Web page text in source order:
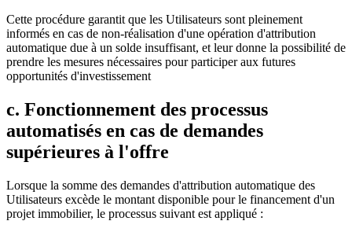
Cette procédure garantit que les Utilisateurs sont pleinement
informés en cas de non-réalisation d'une opération d'attribution
automatique due à un solde insuffisant, et leur donne la possibilité de
prendre les mesures nécessaires pour participer aux futures
opportunités d'investissement
c. Fonctionnement des processus
automatisés en cas de demandes
supérieures à l'offre
Lorsque la somme des demandes d'attribution automatique des
Utilisateurs excède le montant disponible pour le financement d'un
projet immobilier, le processus suivant est appliqué :